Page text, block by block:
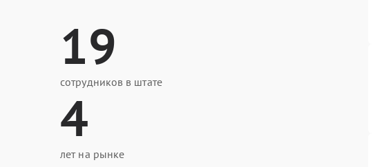
19
сотрудников в штате
4
лет на рынке